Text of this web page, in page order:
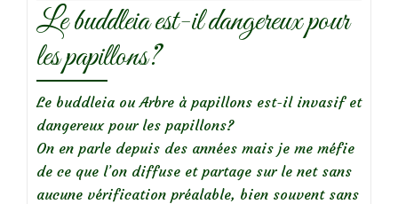
Le buddleia est-il dangereux pour
les papillons?
Le buddleia ou Arbre à papillons est-il invasif et
dangereux pour les papillons?
On en parle depuis des années mais je me méfie
de ce que l’on diffuse et partage sur le net sans
aucune vérification préalable, bien souvent sans